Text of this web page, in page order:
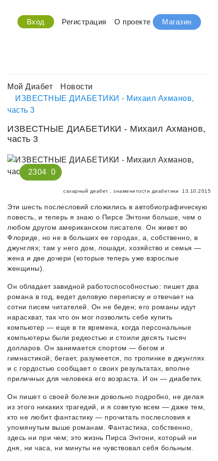
Вход Регистрация О проекте Магазин
Мой Диабет
Новости
ИЗВЕСТНЫЕ ДИАБЕТИКИ - Михаил Ахманов,
часть 3
ИЗВЕСТНЫЕ ДИАБЕТИКИ - Михаил Ахманов,
часть 3
2304 0
сахарный диабет знаменитости диабетики 13.10.2015
Эти шесть послесловий сложились в автобиографическую
повесть, и теперь я знаю о Пирсе Энтони больше, чем о
любом другом американском писателе. Он живет во
Флориде, но не в больших ее городах, а, собственно, в
джунглях; там у него дом, лошади, хозяйство и семья —
жена и две дочери (которые теперь уже взрослые
женщины).
Он обладает завидной работоспособностью: пишет два
романа в год, ведет деловую переписку и отвечает на
сотни писем читателей. Он не беден; его романы идут
нарасхват, так что он мог позволить себе купить
компьютер — еще в те времена, когда персональные
компьютеры были редкостью и стоили десять тысяч
долларов. Он занимается спортом — бегом и
гимнастикой; бегает, разумеется, по тропинке в джунглях
и с гордостью сообщает о своих результатах, вполне
приличных для человека его возраста. И он — диабетик.
Он пишет о своей болезни довольно подробно, не делая
из этого никаких трагедий, и я советую всем — даже тем,
кто не любит фантастику — прочитать послесловия к
упомянутым выше романам. Фантастика, собственно,
здесь ни при чем; это жизнь Пирса Энтони, который ни
дня, ни часа, ни минуты не чувствовал себя больным.